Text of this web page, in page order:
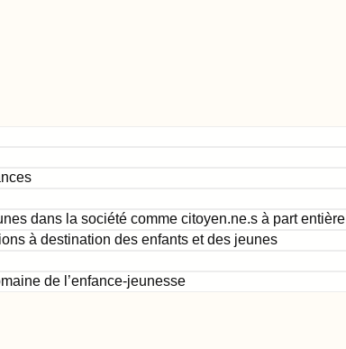
dans la société comme citoyen.ne.s à part entière
à destination des enfants et des jeunes
de l’enfance-jeunesse